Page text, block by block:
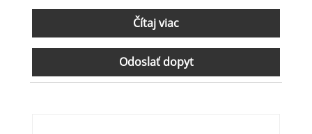
Čítaj viac
Odoslať dopyt